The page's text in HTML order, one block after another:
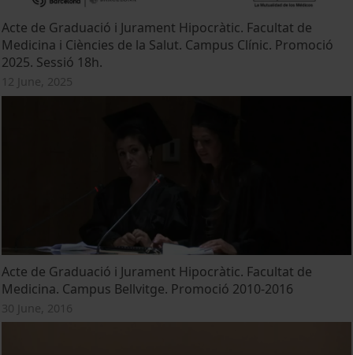
Acte de Graduació i Jurament Hipocràtic. Facultat de
Medicina i Ciències de la Salut. Campus Clínic. Promoció
2025. Sessió 18h.
12 June, 2025
Acte de Graduació i Jurament Hipocràtic. Facultat de
Medicina. Campus Bellvitge. Promoció 2010-2016
30 June, 2016